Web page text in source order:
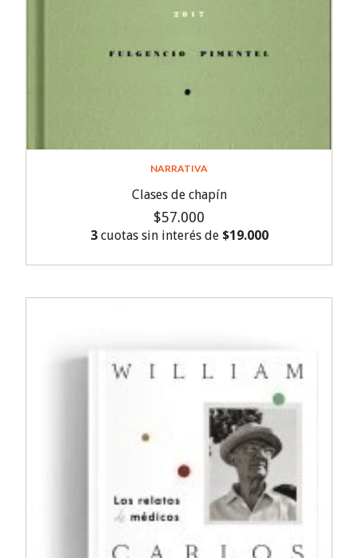
NARRATIVA
Clases de chapín
$57.000
3cuotas sin interés de $19.000